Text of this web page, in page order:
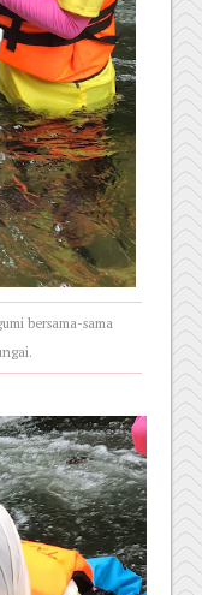
bersama-sama